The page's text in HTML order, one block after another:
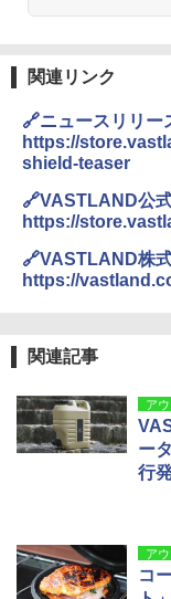
関連リンク
🔗ニュースリリー
https://
shield-teaser
🔗VASTLAND公
https://
🔗VASTLAND株
https://
関連記事
ア
ー
行
ア
コ